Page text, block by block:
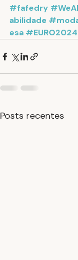
#fafedry
abilidade
esa #EURO2024
Posts recentes